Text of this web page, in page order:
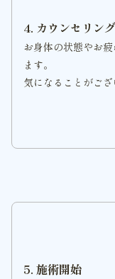
4. カウンセリング
お身体の状態やお
ます。
気になることがご
5. 施術開始